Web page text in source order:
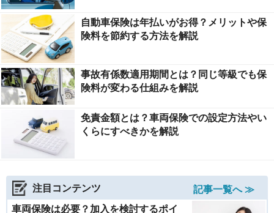
自動車保険は年払いがお得？メリットや保
険料を節約する方法を解説
事故有係数適用期間とは？同じ等級でも保
険料が変わる仕組みを解説
免責金額とは？車両保険での設定方法やい
くらにすべきかを解説
注目コンテンツ
記事一覧へ ≫
車両保険は必要？加入を検討するポイ